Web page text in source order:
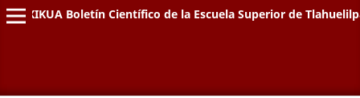
XIKUA Boletín Científico de la Escuela Superior de